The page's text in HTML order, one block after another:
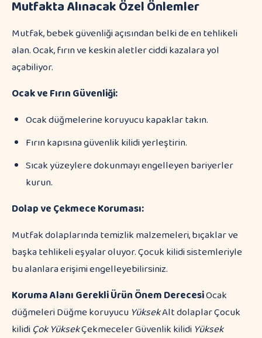
Mutfakta Alınacak Özel Önlemler
Mutfak, bebek güvenliği açısından belki de en tehlikeli
alan. Ocak, fırın ve keskin aletler ciddi kazalara yol
açabiliyor.
Ocak ve Fırın Güvenliği:
Ocak düğmelerine koruyucu kapaklar takın.
Fırın kapısına güvenlik kilidi yerleştirin.
Sıcak yüzeylere dokunmayı engelleyen bariyerler
kurun.
Dolap ve Çekmece Koruması:
Mutfak dolaplarında temizlik malzemeleri, bıçaklar ve
başka tehlikeli eşyalar oluyor. Çocuk kilidi sistemleriyle
bu alanlara erişimi engelleyebilirsiniz.
Koruma AlanıGerekli ÜrünÖnem DerecesiOcak
düğmeleri Düğme koruyucu YüksekAlt dolaplar Çocuk
kilidiÇok YüksekÇekmeceler Güvenlik kilidi Yüksek